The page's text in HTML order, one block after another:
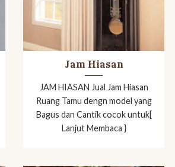
Jam Hiasan
JAM HIASAN Jual Jam Hiasan
Ruang Tamu dengn model yang
Bagus dan Cantik cocok untuk[
Lanjut Membaca }